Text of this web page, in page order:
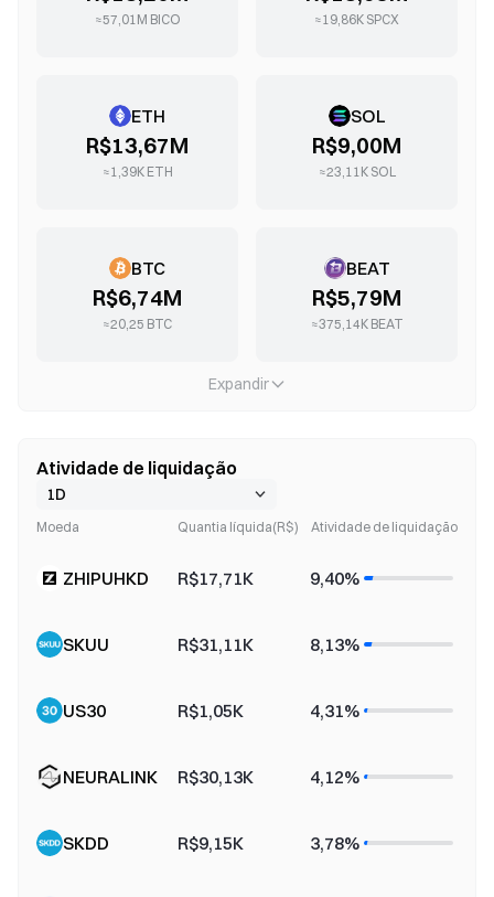
≈57,01M BICO ≈19,86K SPCX
ETH
R$13,67M
≈1,39K ETH
SOL
R$9,00M
≈23,11K SOL
BTC
R$6,74M
≈20,25 BTC
BEAT
R$5,79M
≈375,14K BEAT
Expandir
Atividade de liquidação
Moeda Quantia líquida(R$) Atividade de liquidação
ZHIPUHKD R$17,71K 9,40%
SKUU R$31,11K 8,13%
US30 R$1,05K 4,31%
NEURALINK R$30,13K 4,12%
SKDD R$9,15K 3,78%